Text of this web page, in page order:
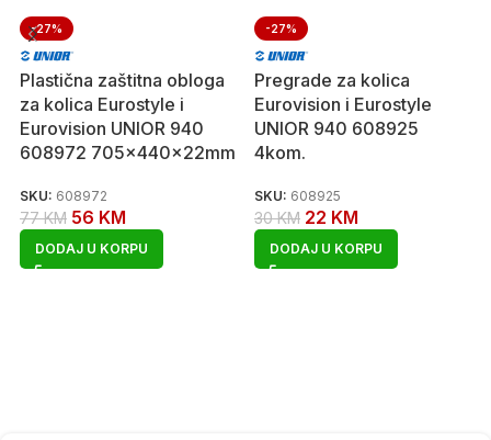
-27%
Plastična zaštitna obloga
za kolica Eurostyle i
Eurovision UNIOR 940
608972 705x440x22mm
SKU: 608972
77KM 56 KM
DODAJ U KORPU
-27%
Pregrade za kolica
Eurovision i Eurostyle
UNIOR 940 608925
4kom.
SKU: 608925
30KM 22 KM
DODAJ U KORPU